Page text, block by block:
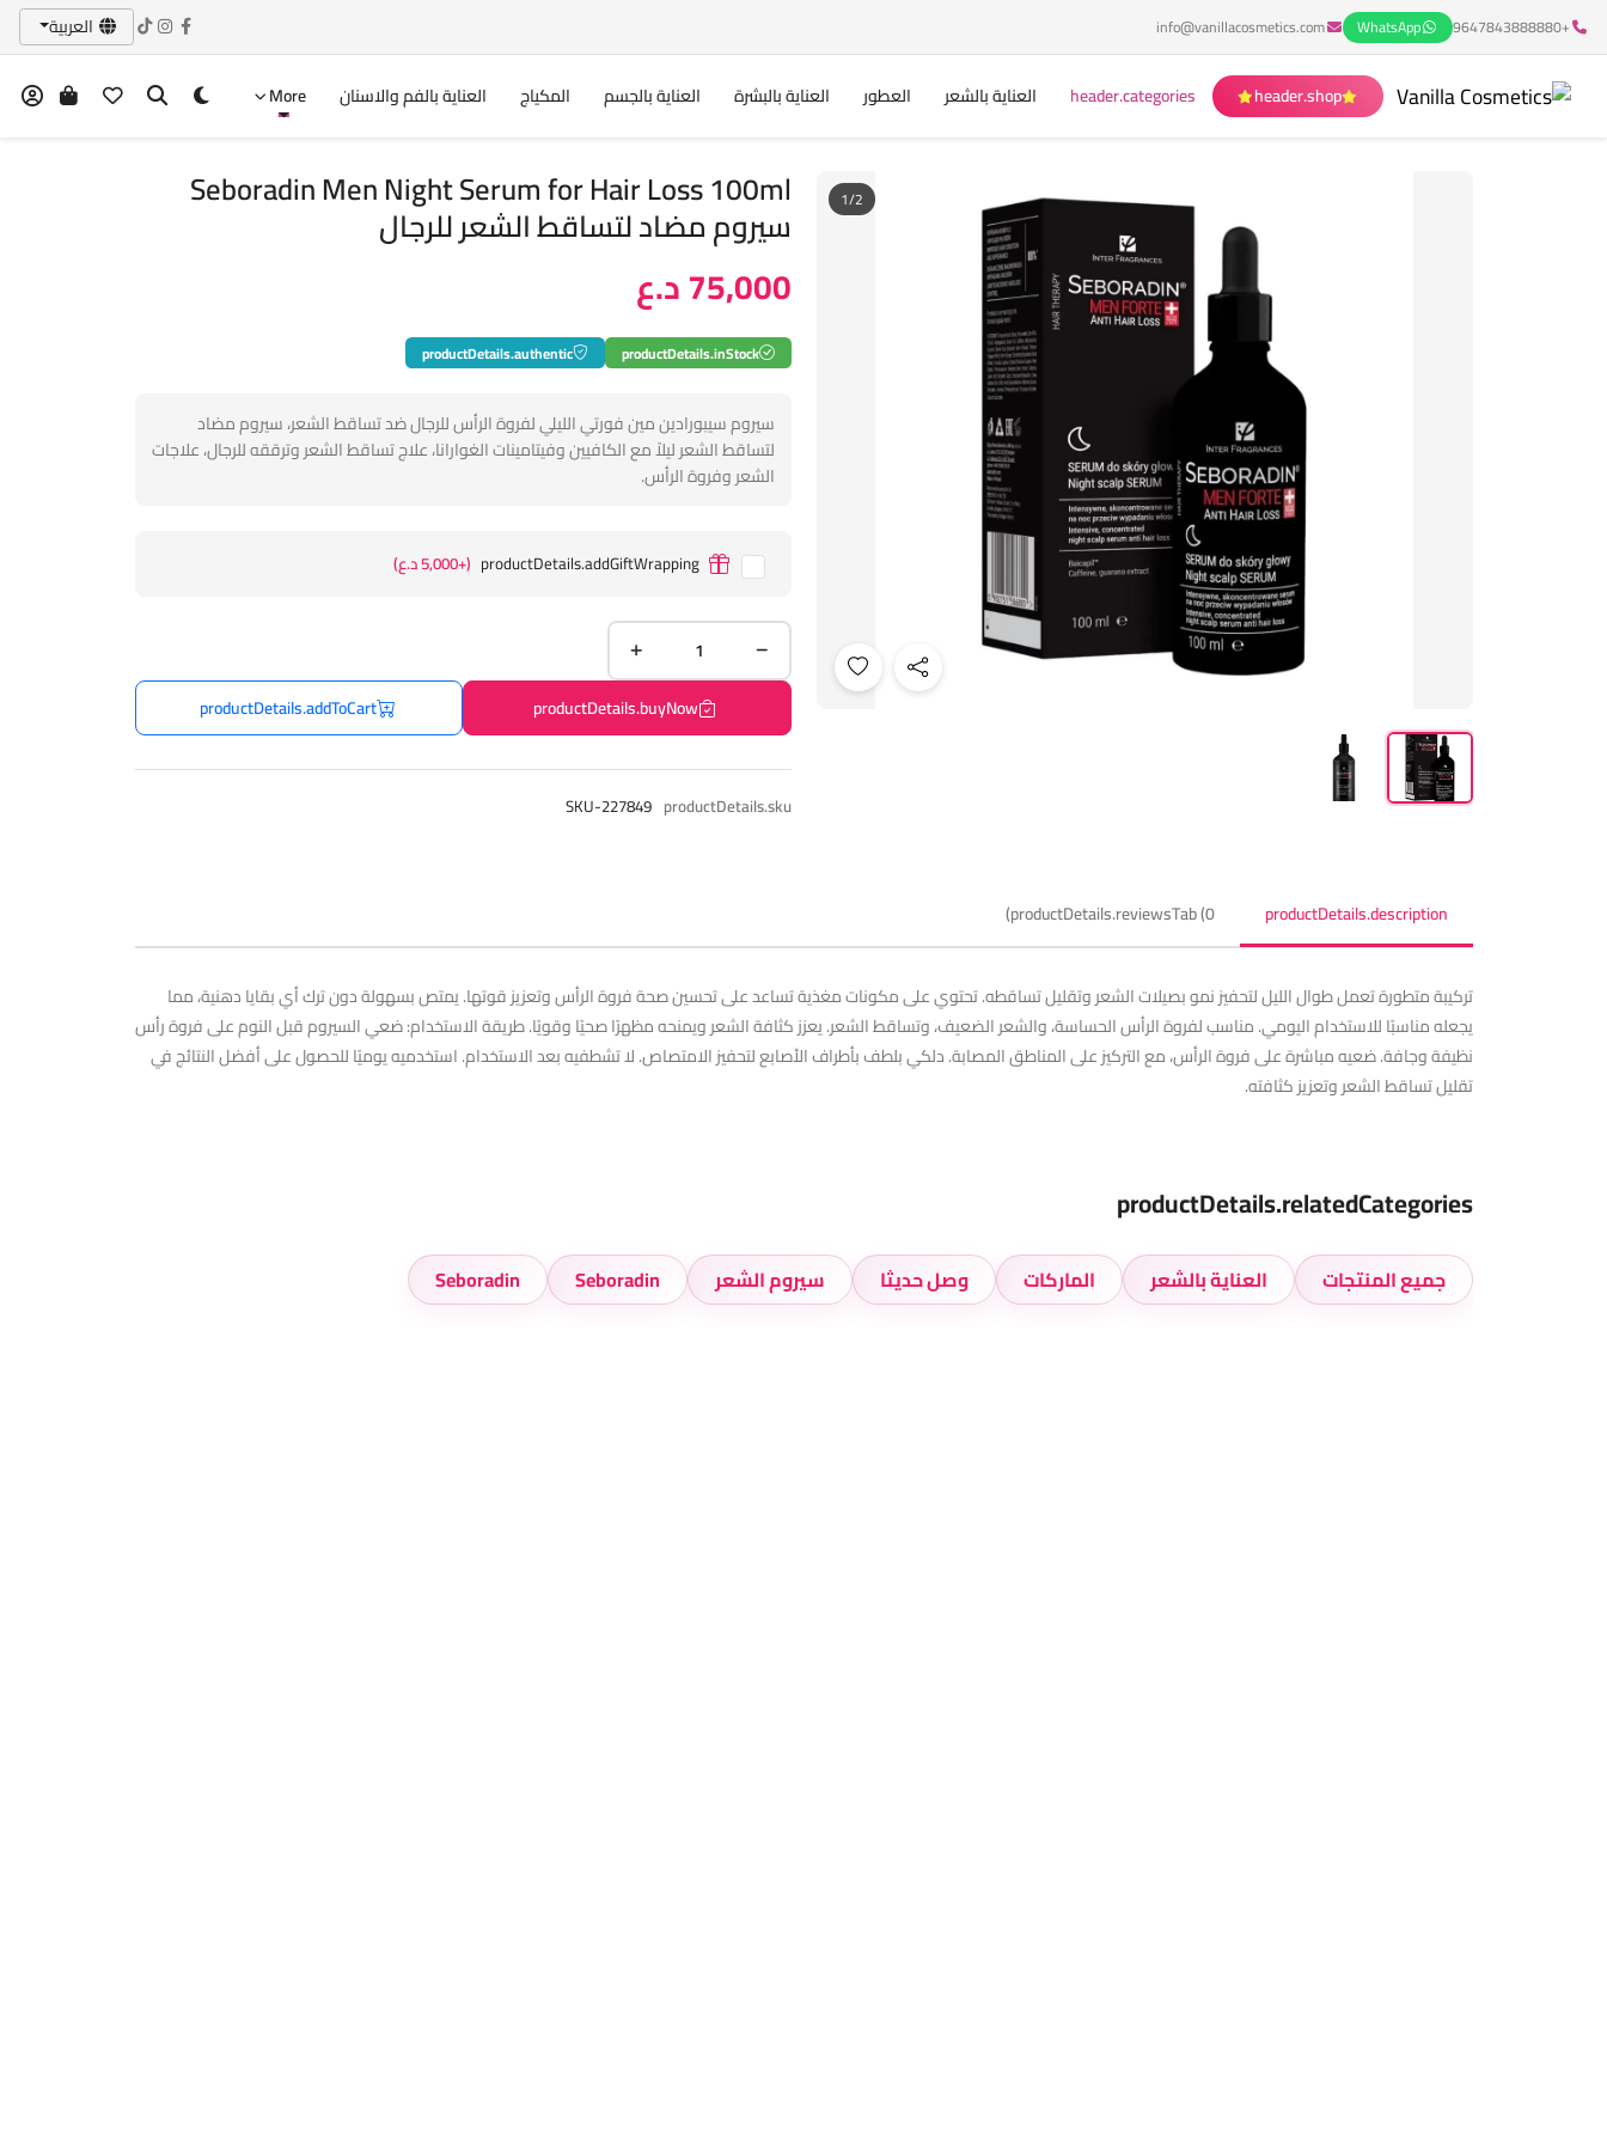
+9647843888880
WhatsApp
info@vanillacosmetics.com العربية
header.shop
header.categories العناية بالشعر العطور العناية بالبشرة العناية بالجسم المكياج العناية بالفم والاسنان More
1/2
Seboradin Men Night Serum for Hair Loss 100ml
سيروم مضاد لتساقط الشعر للرجال
75,000 د.ع
productDetails.inStock
productDetails.authentic
سيروم سيبورادين مين فورتي الليلي لفروة الرأس للرجال ضد تساقط الشعر، سيروم مضاد
لتساقط الشعر ليلاً مع الكافيين وفيتامينات الغوارانا، علاج تساقط الشعر وترققه للرجال، علاجات
الشعر وفروة الرأس.
productDetails.addGiftWrapping (+5,000 د.ع)
productDetails.buyNow
productDetails.addToCart
productDetails.sku
SKU-227849
productDetails.description
productDetails.reviewsTab (0)
تركيبة متطورة تعمل طوال الليل لتحفيز نمو بصيلات الشعر وتقليل تساقطه. تحتوي على مكونات مغذية تساعد على تحسين صحة فروة الرأس وتعزيز قوتها. يمتص بسهولة دون ترك أي بقايا دهنية، مما
يجعله مناسبًا للاستخدام اليومي. مناسب لفروة الرأس الحساسة، والشعر الضعيف، وتساقط الشعر. يعزز كثافة الشعر ويمنحه مظهرًا صحيًا وقويًا. طريقة الاستخدام: ضعي السيروم قبل النوم على فروة رأس
نظيفة وجافة. ضعيه مباشرة على فروة الرأس، مع التركيز على المناطق المصابة. دلكي بلطف بأطراف الأصابع لتحفيز الامتصاص. لا تشطفيه بعد الاستخدام. استخدميه يوميًا للحصول على أفضل النتائج في
تقليل تساقط الشعر وتعزيز كثافته.
productDetails.relatedCategories
جميع المنتجات العناية بالشعر الماركات وصل حديثا سيروم الشعر Seboradin
Seboradin